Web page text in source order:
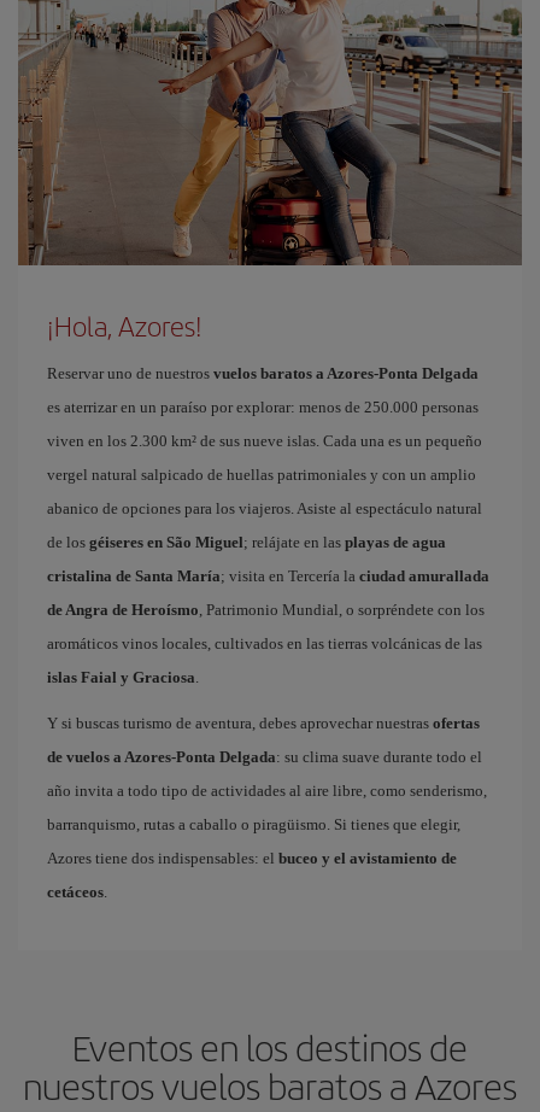
¡Hola, Azores!
Reservar uno de nuestros vuelos baratos a Azores-Ponta Delgada
es aterrizar en un paraíso por explorar: menos de 250.000 personas
viven en los 2.300 km² de sus nueve islas. Cada una es un pequeño
vergel natural salpicado de huellas patrimoniales y con un amplio
abanico de opciones para los viajeros. Asiste al espectáculo natural
de los géiseres en São Miguel; relájate en las playas de agua
cristalina de Santa María; visita en Tercería la ciudad amurallada
de Angra de Heroísmo, Patrimonio Mundial, o sorpréndete con los
aromáticos vinos locales, cultivados en las tierras volcánicas de las
islas Faial y Graciosa.
Y si buscas turismo de aventura, debes aprovechar nuestras ofertas
de vuelos a Azores-Ponta Delgada: su clima suave durante todo el
año invita a todo tipo de actividades al aire libre, como senderismo,
barranquismo, rutas a caballo o piragüismo. Si tienes que elegir,
Azores tiene dos indispensables: el buceo y el avistamiento de
cetáceos.
Eventos en los destinos de
nuestros vuelos baratos a Azores